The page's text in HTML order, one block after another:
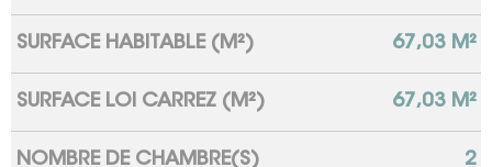
SURFACE HABITABLE (M²) 67,03 M²
SURFACE LOI CARREZ (M²) 67,03 M²
NOMBRE DE CHAMBRE(S) 2